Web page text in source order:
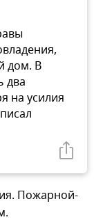
дом. В
два
на усилия
Пожарной-